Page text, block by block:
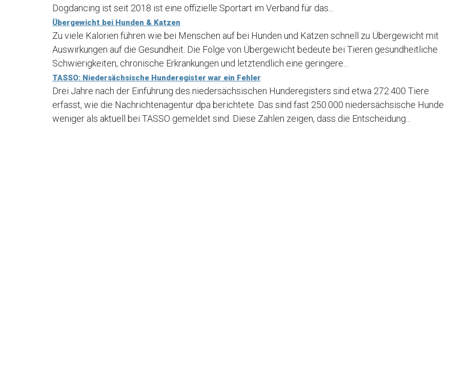
Dogdancing ist seit 2018 ist eine offizielle Sportart im Verband für das...
Übergewicht bei Hunden & Katzen
Zu viele Kalorien führen wie bei Menschen auf bei Hunden und Katzen schnell zu Übergewicht mit
Auswirkungen auf die Gesundheit. Die Folge von Übergewicht bedeute bei Tieren gesundheitliche
Schwierigkeiten, chronische Erkrankungen und letztendlich eine geringere...
TASSO: Niedersächsische Hunderegister war ein Fehler
Drei Jahre nach der Einführung des niedersächsischen Hunderegisters sind etwa 272.400 Tiere
erfasst, wie die Nachrichtenagentur dpa berichtete. Das sind fast 250.000 niedersächsische Hunde
weniger als aktuell bei TASSO gemeldet sind. Diese Zahlen zeigen, dass die Entscheidung...